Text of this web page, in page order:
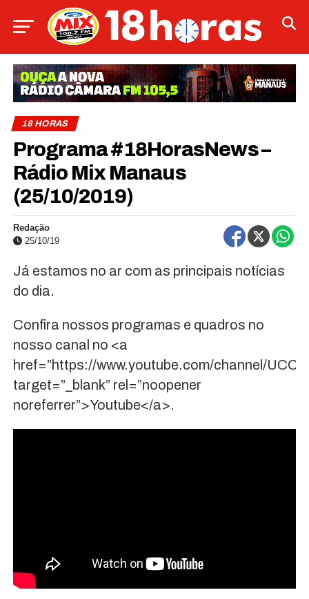
18 HORAS
Programa #18HorasNews –
Rádio Mix Manaus
(25/10/2019)
Redação
25/10/19
Já estamos no ar com as principais notícias
do dia.
Confira nossos programas e quadros no
nosso canal no <a
href=”https://www.youtube.com/channel/
target=”_blank” rel=”noopener
noreferrer”>Youtube</a>.